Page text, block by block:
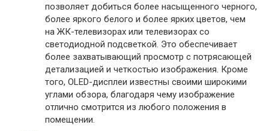
позволяет добиться более насыщенного черного,
более яркого белого и более ярких цветов, чем
на ЖК-телевизорах или телевизорах со
светодиодной подсветкой. Это обеспечивает
более захватывающий просмотр с потрясающей
детализацией и четкостью изображения. Кроме
того, OLED-дисплеи известны своими широкими
углами обзора, благодаря чему изображение
отлично смотрится из любого положения в
помещении.